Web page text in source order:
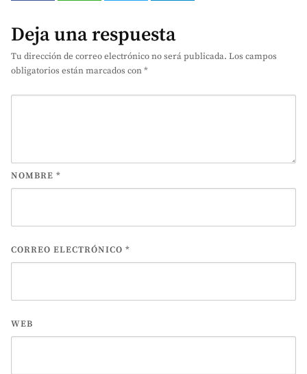
Deja una respuesta
Tu dirección de correo electrónico no será publicada. Los campos
obligatorios están marcados con*
NOMBRE *
CORREO ELECTRÓNICO *
WEB